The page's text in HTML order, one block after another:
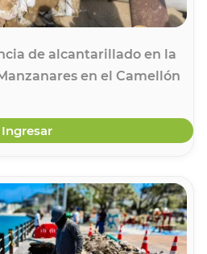
de alcantarillado en la
en el Camellón
Ingresar